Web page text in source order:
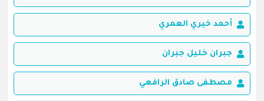
أحمد خيري العمري
جبران خليل جبران
مصطفى صادق الرافعي